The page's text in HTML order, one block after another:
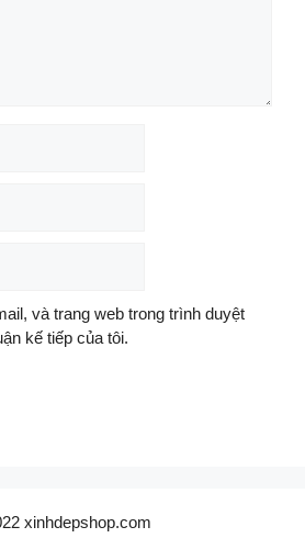
và trang web trong trình duyệt
kế tiếp của tôi.
xinhdepshop.com